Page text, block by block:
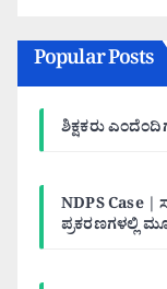
Popular Posts
ಶಿಕ್ಷಕರು
NDPS Case |
ಪ್ರಕರಣಗಳಲ್ಲಿ